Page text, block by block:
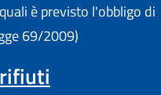
è previsto l'obbligo di
69/2009)